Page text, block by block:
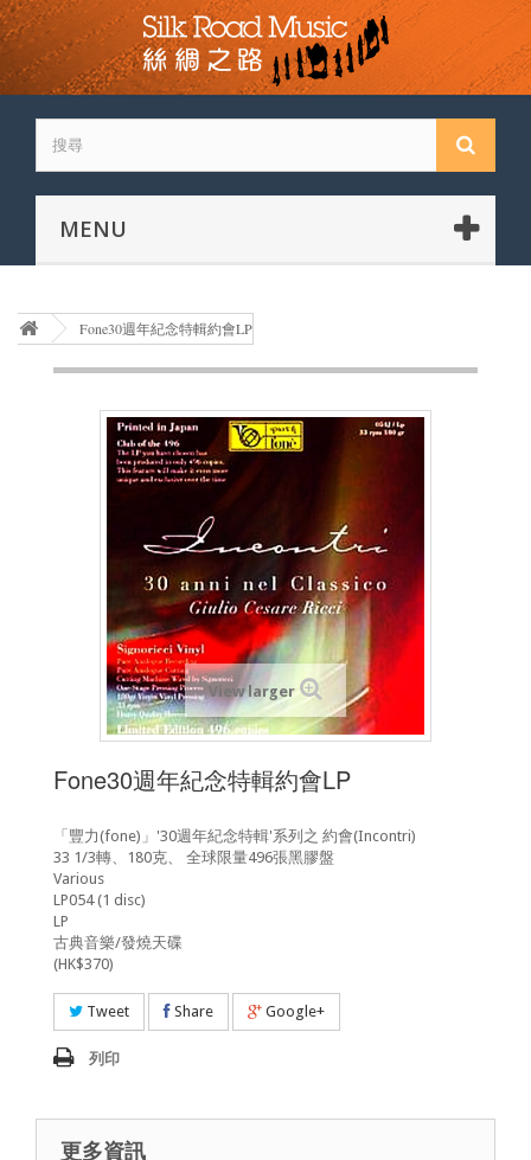
MENU
Fone30週年紀念特輯約會LP
View larger
Fone30週年紀念特輯約會LP
「豐力(fone)」'30週年紀念特輯'系列之 約會(Incontri)
33 1/3轉、180克、 全球限量496張黑膠盤
Various
LP054 (1 disc)
LP
古典音樂/發燒天碟
(HK$370)
Tweet Share Google+
列印
更多資訊